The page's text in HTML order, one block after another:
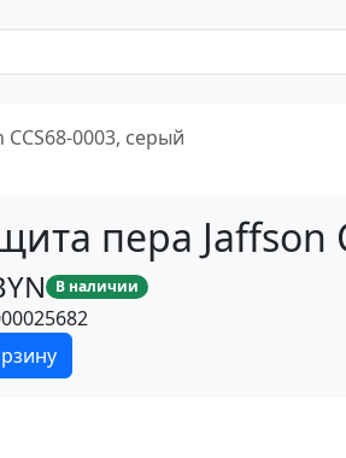
0003, серый
пера Jaffson
В наличии